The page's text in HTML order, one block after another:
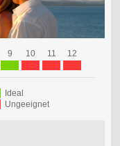
9 10 11 12
Ideal
Ungeeignet